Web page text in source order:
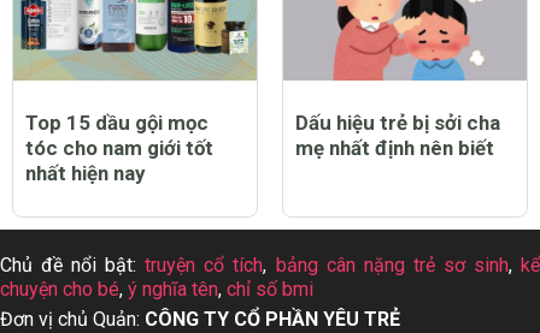
Top 15 dầu gội mọc
tóc cho nam giới tốt
nhất hiện nay
Dấu hiệu trẻ bị sởi cha
mẹ nhất định nên biết
Chủ đề nổi bật:truyện cổ tích, bảng cân nặng trẻ sơ sinh,kể
chuyện cho bé, ý nghĩa tên, chỉ số bmi
Đơn vị chủ Quản: CÔNG TY CỔ PHẦN YÊU TRẺ